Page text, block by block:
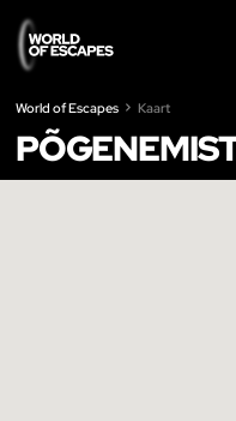
World of Escapes Kaart